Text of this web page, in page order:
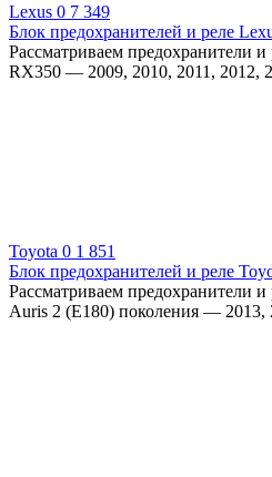
Lexus 0 7 349
Блок предохранителей и реле
Рассматриваем предохранители
RX350 — 2009, 2010, 2011, 2012,
Toyota 0 1 851
Блок предохранителей и реле
Рассматриваем предохранители
Auris 2 (E180) поколения — 2013,